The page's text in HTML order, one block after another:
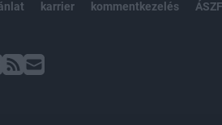
karrier kommentkezelés ÁSZF